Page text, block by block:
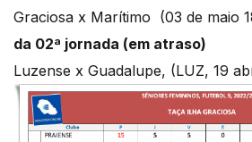
Graciosa x Marítimo (03 de maio
da 02ª jornada (em atraso)
Luzense x Guadalupe, (LUZ, 19